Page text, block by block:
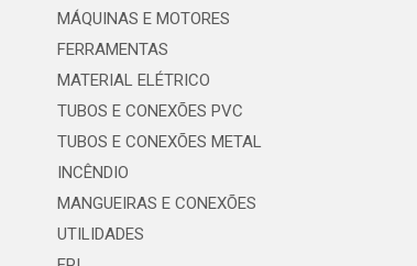
MÁQUINAS E MOTORES
FERRAMENTAS
MATERIAL ELÉTRICO
TUBOS E CONEXÕES PVC
TUBOS E CONEXÕES METAL
INCÊNDIO
MANGUEIRAS E CONEXÕES
UTILIDADES